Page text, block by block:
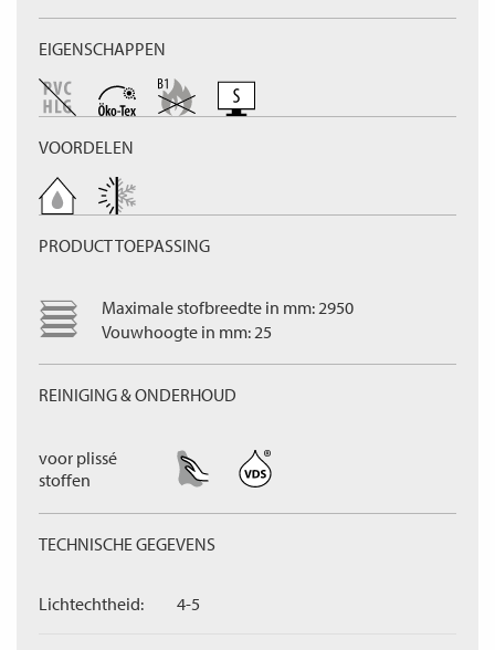
EIGENSCHAPPEN
VOORDELEN
PRODUCT TOEPASSING
Maximale stofbreedte in mm: 2950
Vouwhoogte in mm: 25
REINIGING & ONDERHOUD
voor plissé
stoffen
TECHNISCHE GEGEVENS
Lichtechtheid: 4-5